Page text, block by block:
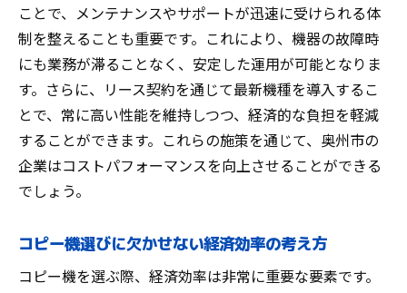
ことで、メンテナンスやサポートが迅速に受けられる体
制を整えることも重要です。これにより、機器の故障時
にも業務が滞ることなく、安定した運用が可能となりま
す。さらに、リース契約を通じて最新機種を導入するこ
とで、常に高い性能を維持しつつ、経済的な負担を軽減
することができます。これらの施策を通じて、奥州市の
企業はコストパフォーマンスを向上させることができる
でしょう。
コピー機選びに欠かせない経済効率の考え方
コピー機を選ぶ際、経済効率は非常に重要な要素です。